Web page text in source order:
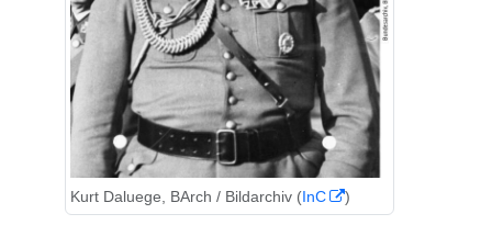
Kurt Daluege, BArch / Bildarchiv (InC )